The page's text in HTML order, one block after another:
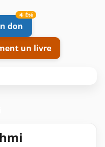
don
un livre